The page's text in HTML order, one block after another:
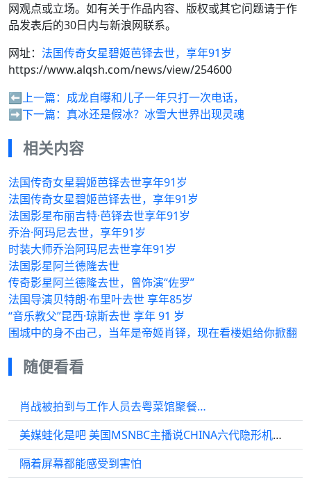
网观点或立场。如有关于作品内容、版权或其它问题请于作
品发表后的30日内与新浪网联系。
网址： 法国传奇女星碧姬芭铎去世，享年91岁
https://www.alqsh.com/news/view/254600
⬅️上一篇： 成龙自曝和儿子一年只打一次电话，
➡️下一篇： 真冰还是假冰？冰雪大世界出现灵魂
相关内容
法国传奇女星碧姬芭铎去世享年91岁
法国传奇女星碧姬芭铎去世，享年91岁
法国影星布丽吉特·芭铎去世享年91岁
乔治·阿玛尼去世，享年91岁
时装大师乔治阿玛尼去世享年91岁
法国影星阿兰德隆去世
传奇影星阿兰德隆去世，曾饰演“佐罗”
法国导演贝特朗·布里叶去世 享年85岁
“音乐教父”昆西·琼斯去世 享年 91 岁
围城中的身不由己，当年是帝姬肖铎，现在看楼姐给你掀翻
随便看看
肖战被拍到与工作人员去粤菜馆聚餐…
美媒蛙化是吧 美国MSNBC主播说CHINA六代隐形机看起来并不是隐形的…
隔着屏幕都能感受到害怕